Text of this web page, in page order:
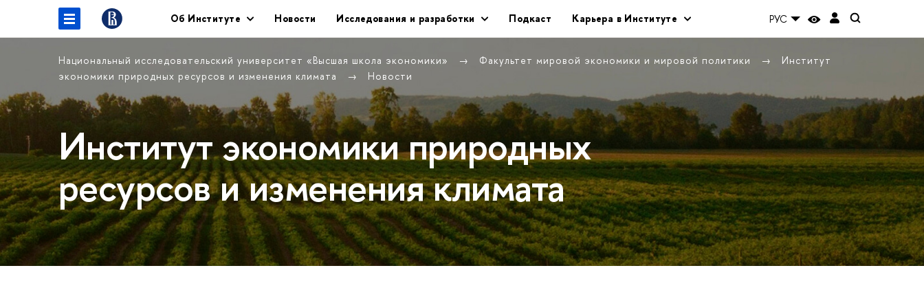
Об Институте Новости Исследования и разработки Подкаст Карьера в Институте РУС
Национальный исследовательский университет «Высшая школа экономики» Факультет мировой экономики и мировой политики
Институт
экономики природных ресурсов и изменения климата
Новости
Институт экономики природных
ресурсов и изменения климата